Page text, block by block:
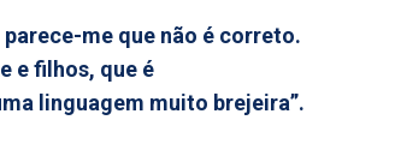
me que não é correto.
e filhos, que é
linguagem muito brejeira”.